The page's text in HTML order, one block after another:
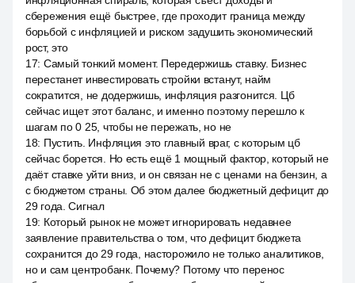
сбережения ещё быстрее, где проходит граница между
борьбой с инфляцией и риском задушить экономический
рост, это
17: Самый тонкий момент. Передержишь ставку. Бизнес
перестанет инвестировать стройки встанут, найм
сократится, не додержишь, инфляция разгонится. Цб
сейчас ищет этот баланс, и именно поэтому перешло к
шагам по 0 25, чтобы не пережать, но не
18: Пустить. Инфляция это главный враг, с которым цб
сейчас борется. Но есть ещё 1 мощный фактор, который не
даёт ставке уйти вниз, и он связан не с ценами на бензин, а
с бюджетом страны. Об этом далее бюджетный дефицит до
29 года. Сигнал
19: Который рынок не может игнорировать недавнее
заявление правительства о том, что дефицит бюджета
сохранится до 29 года, насторожило не только аналитиков,
но и сам центробанк. Почему? Потому что перенос